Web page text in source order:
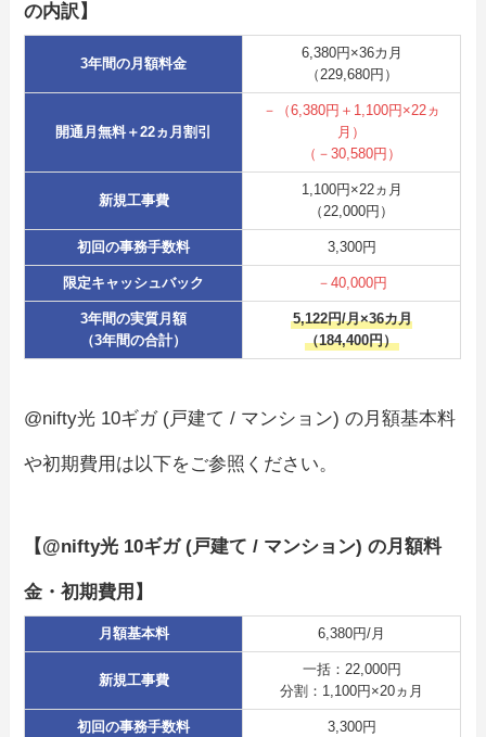
の内訳】
3年間の月額料金
6,380円×36カ月
（229,680円）
開通月無料＋22ヵ月割引
－（6,380円＋1,100円×22ヵ
月）
（－30,580円）
新規工事費
1,100円×22ヵ月
（22,000円）
初回の事務手数料 3,300円
限定キャッシュバック －40,000円
3年間の実質月額
（3年間の合計）
5,122円/月×36カ月
（184,400円）
@nifty光 10ギガ (戸建て / マンション) の月額基本料
や初期費用は以下をご参照ください。
【@nifty光 10ギガ (戸建て / マンション) の月額料
金・初期費用】
月額基本料 6,380円/月
新規工事費
一括：22,000円
分割：1,100円×20ヵ月
初回の事務手数料 3,300円